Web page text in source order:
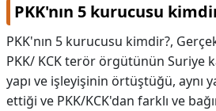
PKK'nın 5 kurucusu
PKK'nın 5 kurucusu kimdir?,
PKK/ KCK terör örgütünün Suriye
yapı ve işleyişinin örtüştüğü, aynı
ettiği ve PKK/KCK'dan farklı ve